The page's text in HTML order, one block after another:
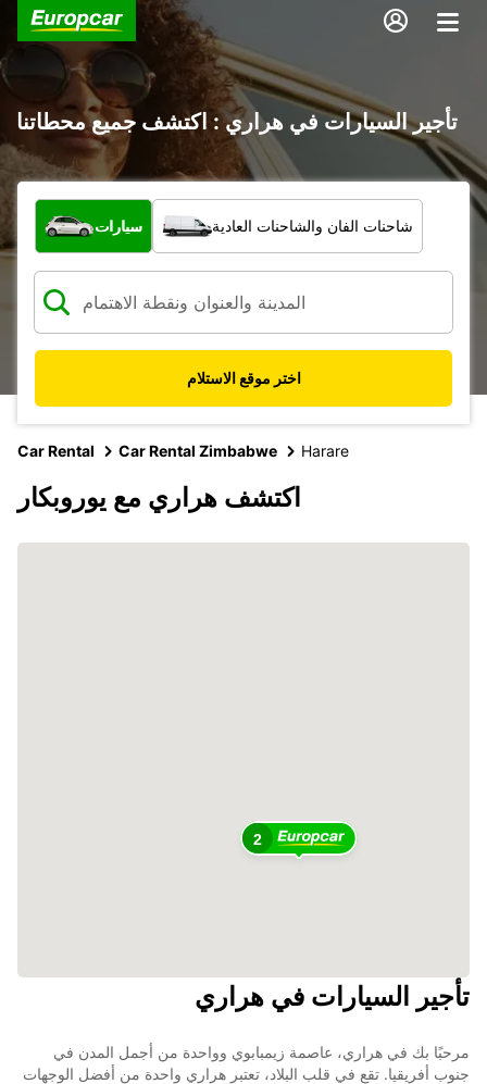
تأجير السيارات في هراري : اكتشف جميع محطاتنا
ما نوع المركبة؟
سيارات شاحنات الفان والشاحنات العادية
اختر موقع الاستلام
Car Rental Car Rental Zimbabwe Harare
اكتشف هراري مع يوروبكار
2
تأجير السيارات في هراري
مرحبًا بك في هراري، عاصمة زيمبابوي وواحدة من أجمل المدن في
جنوب أفريقيا. تقع في قلب البلاد، تعتبر هراري واحدة من أفضل الوجهات